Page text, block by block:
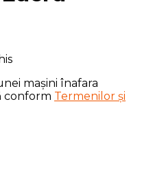
mașini înafara
conform Termenilor și